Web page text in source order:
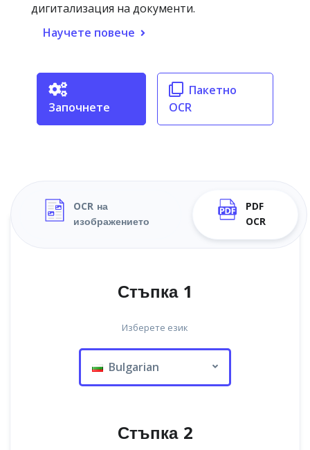
дигитализация на документи.
Научете повече
Започнете
Пакетно
OCR
OCR на
изображението
PDF
OCR
Стъпка 1
Изберете език
Bulgarian
Стъпка 2